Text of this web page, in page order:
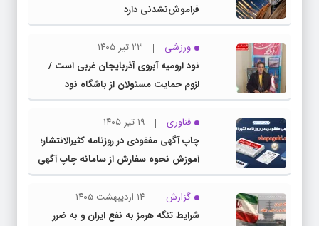
فراموش‌نشدنی دارد
ورزشی
۲۳ تیر ۱۴۰۵
نود ارومیه آبروی آذربایجان غربی است /
لزوم حمایت مسئولان از باشگاه نود
فناوری
۱۹ تیر ۱۴۰۵
چاپ آگهی مفقودی در روزنامه کثیرالانتشار؛
آموزش نحوه سفارش از سامانه چاپ آگهی
دات کام
گزارش
۱۴ اردیبهشت ۱۴۰۵
شرایط تنگه هرمز به نفع ایران و به ضرر